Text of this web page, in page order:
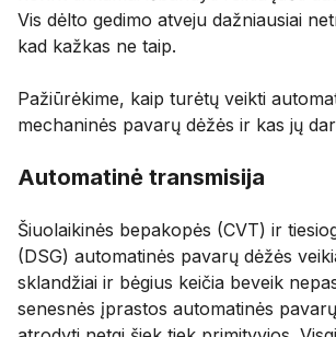
Vis dėlto gedimo atveju dažniausiai
kad kažkas ne taip.
Pažiūrėkime, kaip turėtų veikti
mechaninės pavarų dėžės ir kas jų
Automatinė transmisija
Šiuolaikinės bepakopės (CVT) ir
(DSG) automatinės pavarų dėžės
sklandžiai ir bėgius keičia beveik
senesnės įprastos automatinės